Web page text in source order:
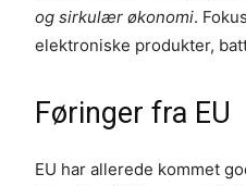
og sirkulær økonomi.
elektroniske produkter,
Føringer fra EU
EU har allerede kommet